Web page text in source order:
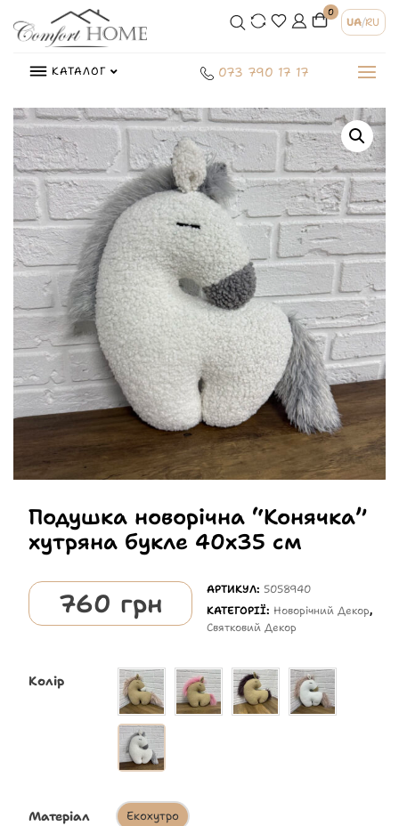
0
UA/RU
КАТАЛОГ 073 790 17 17
Подушка новорічна “Конячка”
хутряна букле 40х35 см
760 грн АРТИКУЛ: 5058940
КАТЕГОРІЇ: Новорічний Декор,
Святковий Декор
Колір
Матеріал Екохутро